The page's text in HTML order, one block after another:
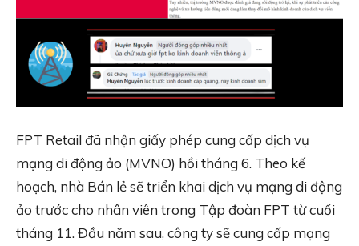
FPT Retail đã nhận giấy phép cung cấp dịch vụ
mạng di động ảo (MVNO) hồi tháng 6. Theo kế
hoạch, nhà Bán lẻ sẽ triển khai dịch vụ mạng di động
ảo trước cho nhân viên trong Tập đoàn FPT từ cuối
tháng 11. Đầu năm sau, công ty sẽ cung cấp mạng